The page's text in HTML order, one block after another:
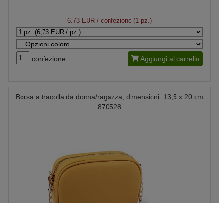
6,73 EUR / confezione (1 pz.)
confezione Aggiungi al carrello
Borsa a tracolla da donna/ragazza, dimensioni: 13,5 x 20 cm
870528